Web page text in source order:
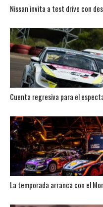
Nissan invita a test drive con
Cuenta regresiva para el
La temporada arranca con el